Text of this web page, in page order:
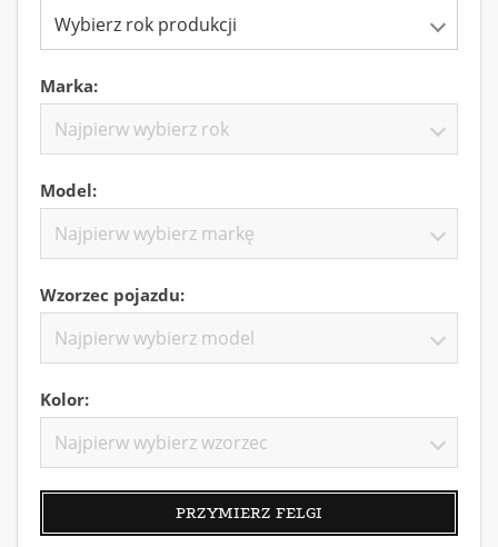
Wybierz rok produkcji
Marka:
Najpierw wybierz rok
Model:
Najpierw wybierz markę
Wzorzec pojazdu:
Najpierw wybierz model
Kolor:
Najpierw wybierz wzorzec
PRZYMIERZ FELGI